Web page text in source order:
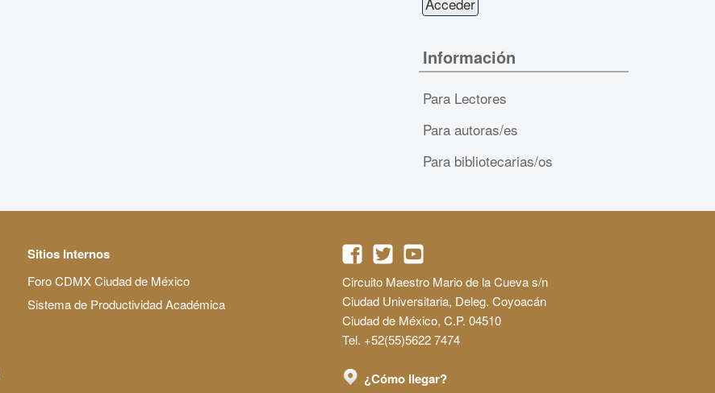
Información
Para Lectores
Para autoras/es
Para bibliotecarias/os
Sitios Internos
Foro CDMX Ciudad de México
Sistema de Productividad Académica
Circuito Maestro Mario de la Cueva s/n
Ciudad Universitaria, Deleg. Coyoacán
Ciudad de México, C.P. 04510
Tel. +52(55)5622 7474
¿Cómo llegar?